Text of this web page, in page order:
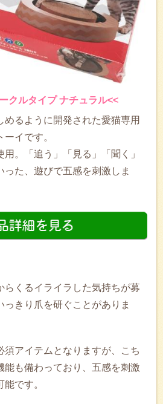
クルタイプ ナチュラル<<
めるように開発された愛猫専用
イです。
用。「追う」「見る」「聞く」
った、遊びで五感を刺激しま
らくるイライラした気持ちが募
っきり爪を研ぐことがありま
須アイテムとなりますが、こち
能も備わっており、五感を刺激
です。